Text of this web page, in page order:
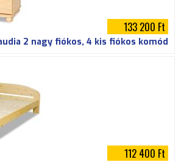
133 200 Ft
2 nagy fiókos, 4 kis fiókos komód
112 400 Ft